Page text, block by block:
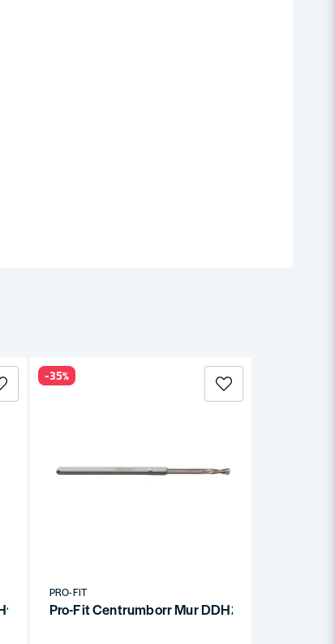
– För HM-hålsågar 16–30 mm i stenmaterial
PRO-FIT
Pro-Fit Centrumborr Mur DDH2MPCT – För
-35%